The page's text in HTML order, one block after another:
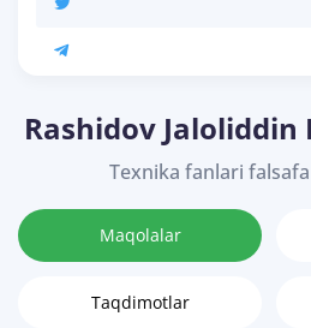
Rashidov
Texnika fanlari
Maqolalar
Taqdimotlar